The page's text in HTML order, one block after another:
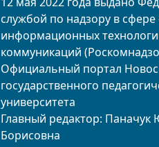
службой по надзору в сфере
информационных
коммуникаций
Официальный портал
государственного
университета
Главный редактор: Паначук
Борисовна